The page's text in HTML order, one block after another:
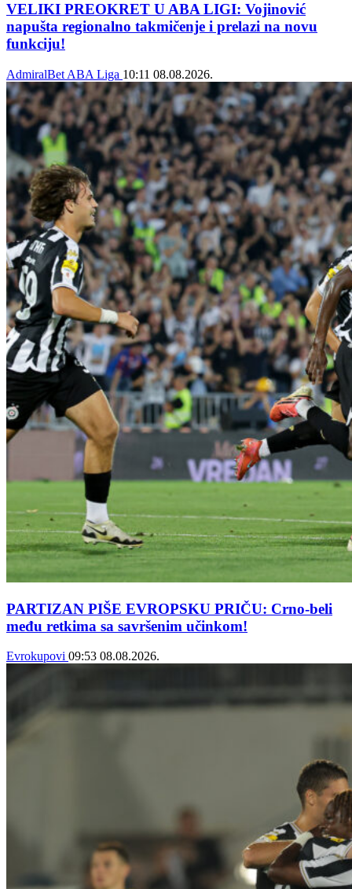
VELIKI PREOKRET U ABA LIGI: Vojinović
napušta regionalno takmičenje i prelazi na novu
funkciju!
AdmiralBet ABA Liga 10:11 08.08.2026.
PARTIZAN PIŠE EVROPSKU PRIČU: Crno-beli
među retkima sa savršenim učinkom!
Evrokupovi 09:53 08.08.2026.